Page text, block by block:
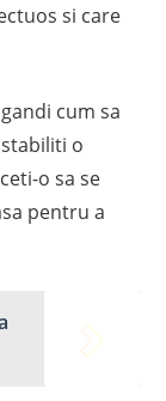
si care
cum sa
o
o sa se
pentru a